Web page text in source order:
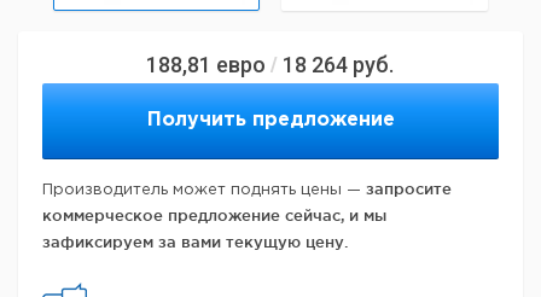
188,81 евро / 18 264 руб.
Получить предложение
Производитель может поднять цены — запросите
коммерческое предложение сейчас, и мы
зафиксируем за вами текущую цену.